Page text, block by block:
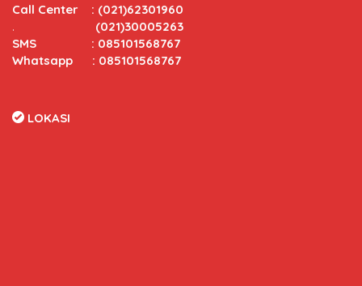
Call Center : (021)62301960
. (021)30005263
SMS : 085101568767
Whatsapp : 085101568767
LOKASI